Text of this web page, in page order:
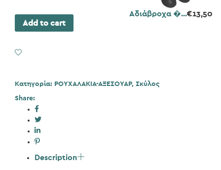
Αδιάβροχα �...€13,50
Add to cart
Κατηγορία: ΡΟΥΧΑΛΑΚΙΑ-ΑΞΕΣΟΥΑΡ, Σκύλος
Share:
Description